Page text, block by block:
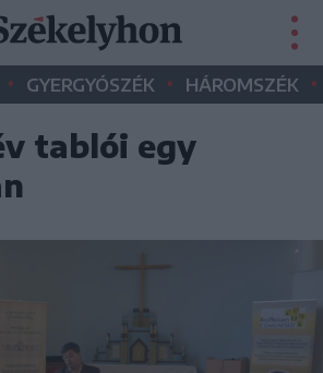
• GYERGYÓSZÉK • HÁROMSZÉK •
tablói egy